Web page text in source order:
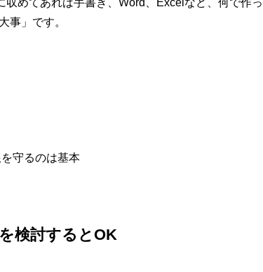
事」です。
守るのは基本
検討するとOK